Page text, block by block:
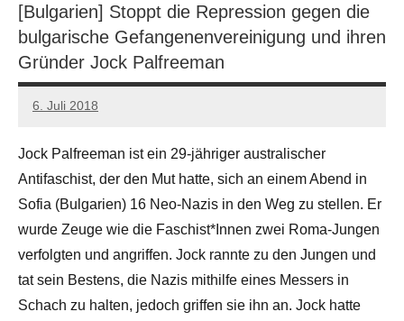
[Bulgarien] Stoppt die Repression gegen die
bulgarische Gefangenenvereinigung und ihren
Gründer Jock Palfreeman
6. Juli 2018
admin
Jock Palfreeman ist ein 29-jähriger australischer
Antifaschist, der den Mut hatte, sich an einem Abend in
Sofia (Bulgarien) 16 Neo-Nazis in den Weg zu stellen. Er
wurde Zeuge wie die Faschist*Innen zwei Roma-Jungen
verfolgten und angriffen. Jock rannte zu den Jungen und
tat sein Bestens, die Nazis mithilfe eines Messers in
Schach zu halten, jedoch griffen sie ihn an. Jock hatte